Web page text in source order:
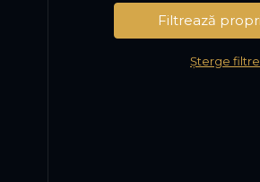
Șterge filtre